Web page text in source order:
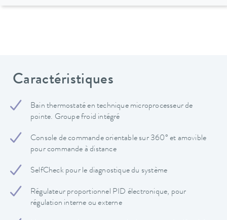
Caractéristiques
Bain thermostaté en technique microprocesseur de
pointe. Groupe froid intégré
Console de commande orientable sur 360° et amovible
pour commande à distance
SelfCheck pour le diagnostique du système
Régulateur proportionnel PID électronique, pour
régulation interne ou externe